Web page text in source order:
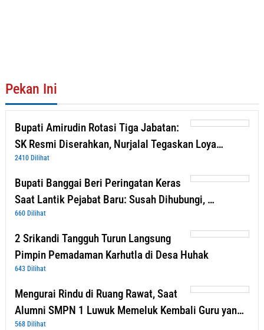
Pekan Ini
Bupati Amirudin Rotasi Tiga Jabatan:
SK Resmi Diserahkan, Nurjalal Tegaskan Loya…
2410 Dilihat
Bupati Banggai Beri Peringatan Keras
Saat Lantik Pejabat Baru: Susah Dihubungi, …
660 Dilihat
2 Srikandi Tangguh Turun Langsung
Pimpin Pemadaman Karhutla di Desa Huhak
643 Dilihat
Mengurai Rindu di Ruang Rawat, Saat
Alumni SMPN 1 Luwuk Memeluk Kembali Guru yan…
568 Dilihat